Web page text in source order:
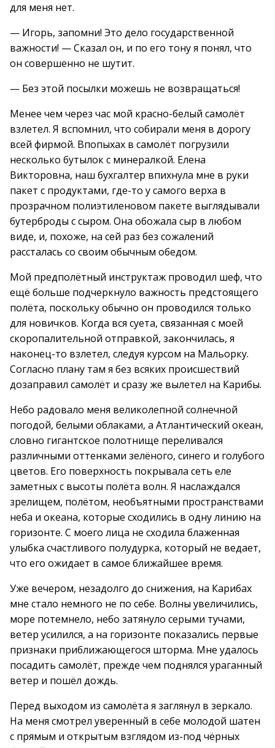
для меня нет.
— Игорь, запомни! Это дело государственной
важности! — Сказал он, и по его тону я понял, что
он совершенно не шутит.
— Без этой посылки можешь не возвращаться!
Менее чем через час мой красно-белый самолёт
взлетел. Я вспомнил, что собирали меня в дорогу
всей фирмой. Впопыхах в самолёт погрузили
несколько бутылок с минералкой. Елена
Викторовна, наш бухгалтер впихнула мне в руки
пакет с продуктами, где-то у самого верха в
прозрачном полиэтиленовом пакете выглядывали
бутерброды с сыром. Она обожала сыр в любом
виде, и, похоже, на сей раз без сожалений
рассталась со своим обычным обедом.
Мой предполётный инструктаж проводил шеф, что
ещё больше подчеркнуло важность предстоящего
полёта, поскольку обычно он проводился только
для новичков. Когда вся суета, связанная с моей
скоропалительной отправкой, закончилась, я
наконец-то взлетел, следуя курсом на Мальорку.
Согласно плану там я без всяких происшествий
дозаправил самолёт и сразу же вылетел на Карибы.
Небо радовало меня великолепной солнечной
погодой, белыми облаками, а Атлантический океан,
словно гигантское полотнище переливался
различными оттенками зелёного, синего и голубого
цветов. Его поверхность покрывала сеть еле
заметных с высоты полёта волн. Я наслаждался
зрелищем, полётом, необъятными пространствами
неба и океана, которые сходились в одну линию на
горизонте. С моего лица не сходила блаженная
улыбка счастливого полудурка, который не ведает,
что его ожидает в самое ближайшее время.
Уже вечером, незадолго до снижения, на Карибах
мне стало немного не по себе. Волны увеличились,
море потемнело, небо затянуло серыми тучами,
ветер усилился, а на горизонте показались первые
признаки приближающегося шторма. Мне удалось
посадить самолёт, прежде чем поднялся ураганный
ветер и пошёл дождь.
Перед выходом из самолёта я заглянул в зеркало.
На меня смотрел уверенный в себе молодой шатен
с прямым и открытым взглядом из-под чёрных